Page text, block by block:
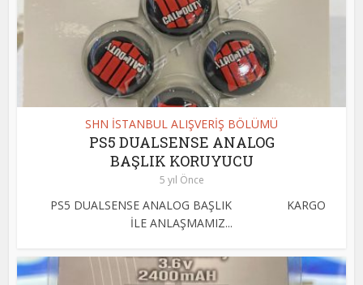
SHN İSTANBUL ALIŞVERİŞ BÖLÜMÜ
PS5 DUALSENSE ANALOG
BAŞLIK KORUYUCU
5 yıl Önce
PS5 DUALSENSE ANALOG BAŞLIK KARGO
İLE ANLAŞMAMIZ...